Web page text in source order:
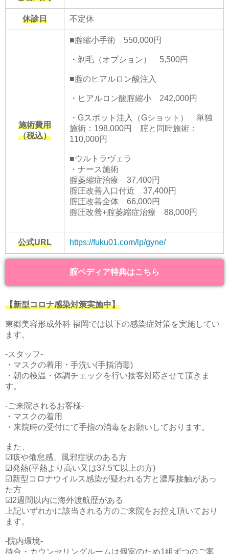
休診日 不定休
施術費用
（税込）
■腟縮小手術 550,000円
・剃毛（オプション） 5,500円
■腟のヒアルロン酸注入
・ヒアルロン酸腟縮小 242,000円
・Gスポット注入（Gショット） 単独
施術：198,000円 腟と同時施術：
110,000円
■ウルトラヴェラ
・ナース施術
腟萎縮症治療 37,400円
腟圧改善入口付近 37,400円
腟圧改善全体 66,000円
腟圧改善+腟萎縮症治療 88,000円
公式URL https://fuku01.com/lp/gyne/
腟ペディア特典はこちら
【新型コロナ感染対策実施中】
東郷美容形成外科 福岡では以下の感染症対策を実施してい
ます。
-スタッフ-
・マスクの着用・手洗い(手指消毒)
・朝の検温・体調チェックを行い接客対応させて頂きま
す。
-ご来院されるお客様-
・マスクの着用
・来院時の受付にて手指の消毒をお願いしております。
また、
☑︎咳や倦怠感、風邪症状のある方
☑︎発熱(平熱より高い又は37.5℃以上の方)
☑︎新型コロナウイルス感染が疑われる方と濃厚接触があっ
た方
☑︎2週間以内に海外渡航歴がある
上記いずれかに該当される方のご来院をお控え頂いており
ます。
-院内環境-
待合・カウンセリングルームは個室のため1組ずつのご案